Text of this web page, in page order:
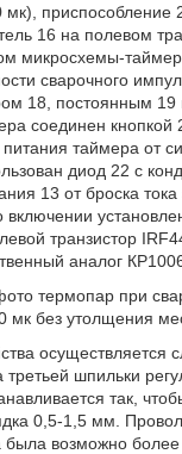
приспособление
16 на полевом
микросхемы-
сварочного
18, постоянным 19
соединен
таймера от
диод 22 с
13 от броска тока
включении
транзистор
аналог
термопар при
без утолщения
осуществляется
шпильки
так,
0,5-1,5 мм.
была возможно